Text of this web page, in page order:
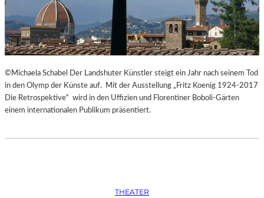
©Michaela Schabel Der Landshuter Künstler steigt ein Jahr nach seinem Tod
in den Olymp der Künste auf. Mit der Ausstellung „Fritz Koenig 1924-2017
Die Retrospektive“ wird in den Uffizien und Florentiner Boboli-Gärten
einem internationalen Publikum präsentiert.
THEATER